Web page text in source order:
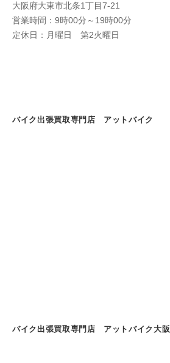
大阪府大東市北条1丁目7-21
営業時間：9時00分～19時00分
定休日：月曜日 第2火曜日
バイク出張買取専門店 アットバイク
バイク出張買取専門店 アットバイク大阪